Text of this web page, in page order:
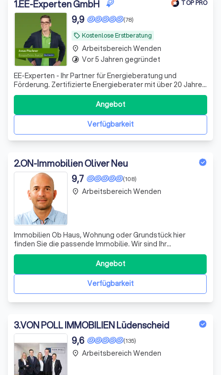
Immobilienmaklern in Wenden.
1.EE-Experten GmbH TOP PRO
local_offer Kostenlose Erstberatung
(78)
9,9
EE-Experten - Ihr Partner für Energieberatung und
Förderung. Zertifizierte Energieberater mit über 20 Jahren
Erfahrung. Wir machen Ihre Sanierung förderfähig,
Verfügbarkeit
Angebot
place Arbeitsbereich Wenden
timelapse Vor 5 Jahren gegründet
2.ON-Immobilien Oliver Neu
(108)
9,7
Immobilien Ob Haus, Wohnung oder Grundstück hier
finden Sie die passende Immobilie. Wir sind Ihr
verlässlicher Partner für den Kauf und Verkauf Ihrer
Finanzierung für Ihre Immobilie oder eine günstige
Anschlussfinanzierung? Auch in diesen Frage
Verfügbarkeit
Angebot
place Arbeitsbereich Wenden
3.VON POLL IMMOBILIEN Lüdenscheid
(135)
9,6
place Arbeitsbereich Wenden